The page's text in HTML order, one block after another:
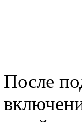
После